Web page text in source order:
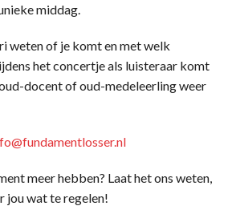
middag.
weten of je komt en met welk
het concertje als luisteraar komt
docent of oud-medeleerling weer
meer hebben? Laat het ons weten,
jou wat te regelen!